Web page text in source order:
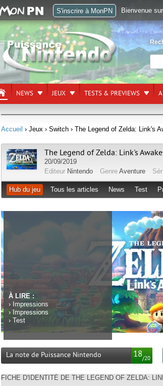
NEWS JEUX TESTS & PREVIEWS
Accueil › Jeux › Switch › The Legend of Zelda: Link's
The Legend of Zelda: Link's
20/09/2019
Editeur Nintendo Genre Aventure
Hub du jeu Tous les articles News Test
À LIRE :
› Impressions
› Impressions
› Test
18/20
La note de Puissance Nintendo
FICHE D'IDENTITÉ DE THE LEGEND OF ZELDA:
S'inscrire à MonPN Bienvenue